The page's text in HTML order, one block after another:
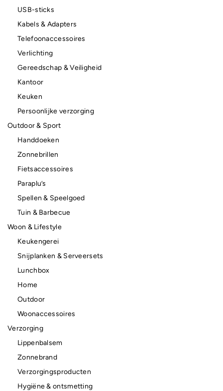
USB-sticks
Kabels & Adapters
Telefoonaccessoires
Verlichting
Gereedschap & Veiligheid
Kantoor
Keuken
Persoonlijke verzorging
Outdoor & Sport
Handdoeken
Zonnebrillen
Fietsaccessoires
Paraplu’s
Spellen & Speelgoed
Tuin & Barbecue
Woon & Lifestyle
Keukengerei
Snijplanken & Serveersets
Lunchbox
Home
Outdoor
Woonaccessoires
Verzorging
Lippenbalsem
Zonnebrand
Verzorgingsproducten
Hygiëne & ontsmetting